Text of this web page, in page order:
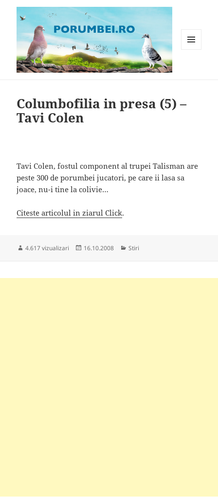
Columbofilia in presa (5) –
Tavi Colen
Tavi Colen, fostul component al trupei Talisman are
peste 300 de porumbei jucatori, pe care ii lasa sa
joace, nu-i tine la colivie…
Citeste articolul in ziarul Click.
4.617 vizualizari
Publicat
16.10.2008 Categorii
Stiri